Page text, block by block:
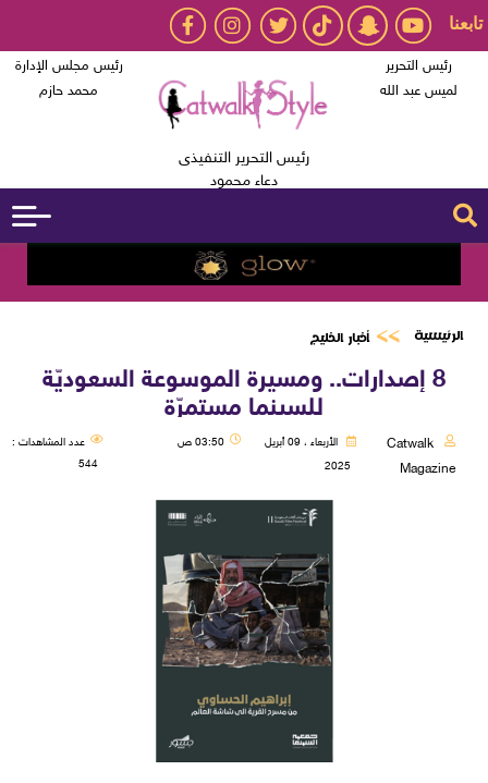
تابعنا
رئيس التحرير
لميس عبد الله
رئيس التحرير التنفيذى
دعاء محمود
رئيس مجلس الإدارة
محمد حازم
الرئيسية أخبار الخليج
8 إصدارات.. ومسيرة الموسوعة السعوديّة
للسينما مستمرّة
Catwalk
Magazine
الأربعاء ، 09 أبريل
2025
03:50 ص
عدد المشاهدات :
544